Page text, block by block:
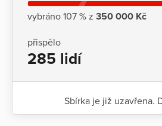
vybráno 107 % z 350 000 Kč
přispělo
285 lidí
Sbírka je již uzavřena.